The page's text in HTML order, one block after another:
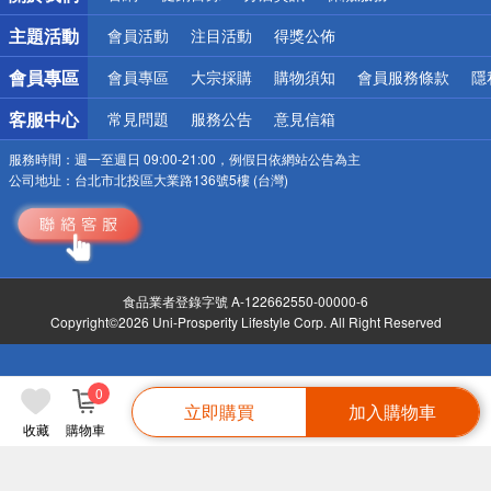
收藏 購物車
0
立即購買 加入購物車
詐騙網頁！請小心！
主題活動 會員活動 注目活動 得獎公佈
會員專區 會員專區 大宗採購 購物須知 會員服務條款 隱
客服中心 常見問題 服務公告 意見信箱
服務時間： 週一至週日 09:00-21:00，例假日依網站公告為主
公司地址： 台北市北投區大業路136號5樓 (台灣)
食品業者登錄字號 A-122662550-00000-6
Copyright©2026 Uni-Prosperity Lifestyle Corp. All Right Reserved